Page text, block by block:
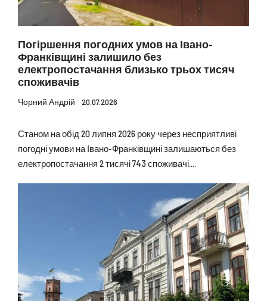
Погіршення погодних умов на Івано-
Франківщині залишило без
електропостачання близько трьох тисяч
споживачів
Чорний Андрій 20.07.2026
Станом на обід 20 липня 2026 року через несприятливі
погодні умови на Івано-Франківщині залишаються без
електропостачання 2 тисячі 743 споживачі....